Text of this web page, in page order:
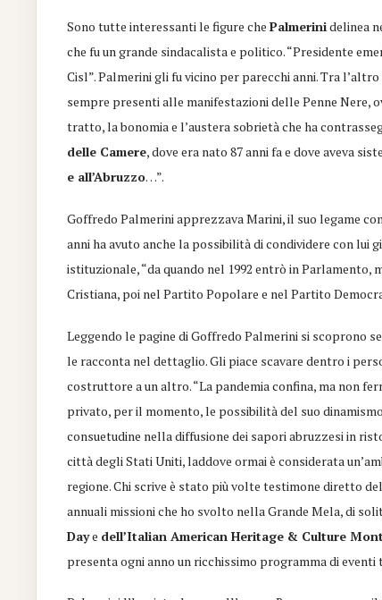
Sono tutte interessanti le figure chePalmerinidelinea
che fu un grande sindacalista e politico. “Presidente
Cisl”. Palmerini gli fu vicino per parecchi anni. Tra
sempre presenti alle manifestazioni delle Penne Nere,
tratto, la bonomia e l’austera sobrietà che ha
delle Camere, dove era nato 87 anni fa e dove aveva
e all’Abruzzo…”.
Goffredo Palmerini apprezzava Marini, il suolegame
anni ha avuto anche la possibilità di condividere con
istituzionale, “da quando nel 1992 entrò in
Cristiana, poi nel Partito Popolare e nel Partito
Leggendo le pagine di Goffredo Palmerini si scoprono
le racconta nel dettaglio. Gli piace scavare dentro i
costruttore a un altro. “La pandemia confina, ma non
privato, per il momento, le possibilità del suo
consuetudine nella diffusione dei sapori abruzzesi in
città degli Stati Uniti, laddove ormai è considerata
regione. Chi scrive è stato più volte testimone diretto
annuali missioni che ho svolto nellaGrandeMela, di
Daye dell’Italian American Heritage & Culture
presenta ogni anno un ricchissimo programma di